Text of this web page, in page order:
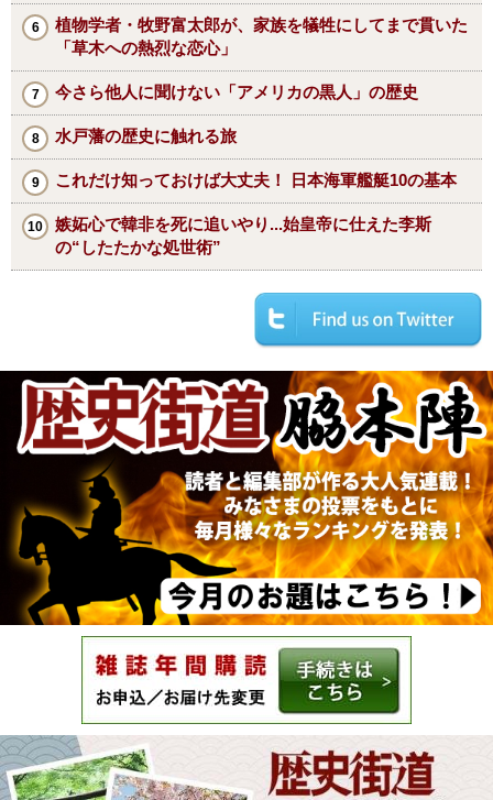
植物学者・牧野富太郎が、家族を犠牲にしてまで貫いた
「草木への熱烈な恋心」
今さら他人に聞けない「アメリカの黒人」の歴史
水戸藩の歴史に触れる旅
これだけ知っておけば大丈夫！ 日本海軍艦艇10の基本
嫉妬心で韓非を死に追いやり...始皇帝に仕えた李斯
の“したたかな処世術”